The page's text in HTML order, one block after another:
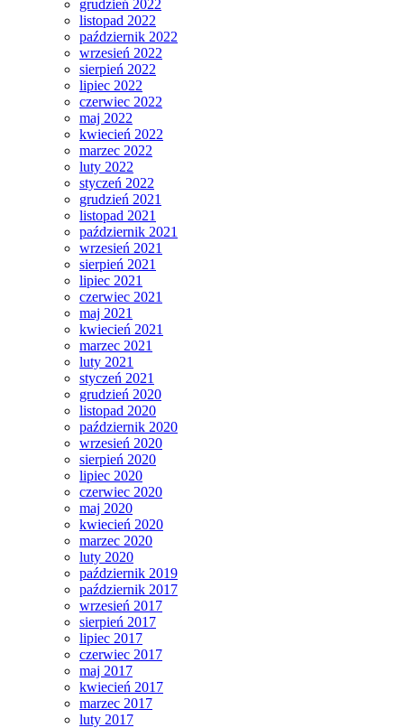
grudzień 2022
listopad 2022
październik 2022
wrzesień 2022
sierpień 2022
lipiec 2022
czerwiec 2022
maj 2022
kwiecień 2022
marzec 2022
luty 2022
styczeń 2022
grudzień 2021
listopad 2021
październik 2021
wrzesień 2021
sierpień 2021
lipiec 2021
czerwiec 2021
maj 2021
kwiecień 2021
marzec 2021
luty 2021
styczeń 2021
grudzień 2020
listopad 2020
październik 2020
wrzesień 2020
sierpień 2020
lipiec 2020
czerwiec 2020
maj 2020
kwiecień 2020
marzec 2020
luty 2020
październik 2019
październik 2017
wrzesień 2017
sierpień 2017
lipiec 2017
czerwiec 2017
maj 2017
kwiecień 2017
marzec 2017
luty 2017